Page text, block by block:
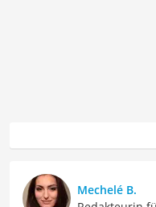
Mechelé B.